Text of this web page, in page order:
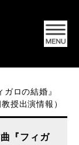
ロの結婚』
授出演情報）
『フィガ